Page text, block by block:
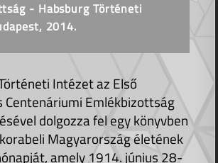
- Habsburg Történeti
2014.
Intézet az Első
Centenáriumi Emlékbizottság
dolgozza fel egy könyvben
Magyarország életének
amely 1914. június 28-